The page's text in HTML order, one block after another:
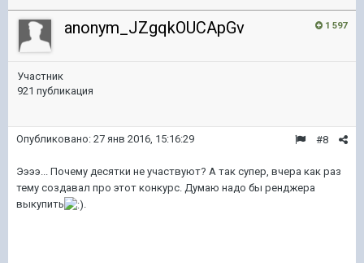
1 597
anonym_JZgqkOUCApGv
Участник
921 публикация
#8
Опубликовано: 27 янв 2016, 15:16:29
Ээээ... Почему десятки не участвуют? А так супер, вчера как раз
тему создавал про этот конкурс. Думаю надо бы ренджера
выкупить
.